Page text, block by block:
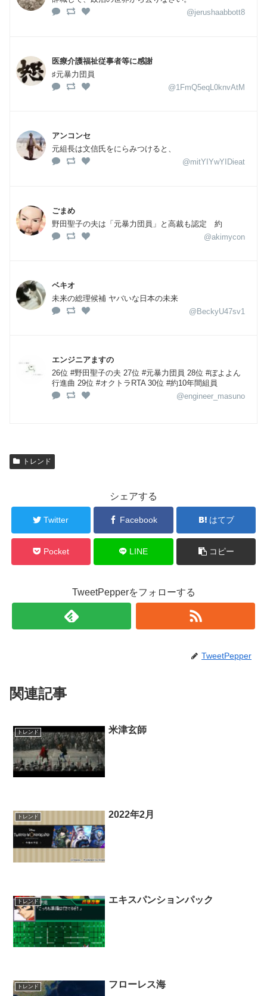
@jerushaabbott8
医療介護福祉従事者等に感謝
♯元暴力団員
@1FmQ5eqL0knvAtM
アンコンセ
元組長は文信氏をにらみつけると、
@mitYIYwYIDieat
ごまめ
野田聖子の夫は「元暴力団員」と高裁も認定 約
@akimycon
ベキオ
未来の総理候補 ヤバいな日本の未来
@BeckyU47sv1
エンジニアますの
26位 #野田聖子の夫 27位 #元暴力団員 28位 #ぼよよん
行進曲 29位 #オクトラRTA 30位 #約10年間組員
@engineer_masuno
トレンド
シェアする
Twitter Facebook はてブ
Pocket LINE コピー
TweetPepperをフォローする
TweetPepper
関連記事
トレンド 米津玄師
トレンド 2022年2月
トレンド エキスパンションパック
トレンド フローレス海